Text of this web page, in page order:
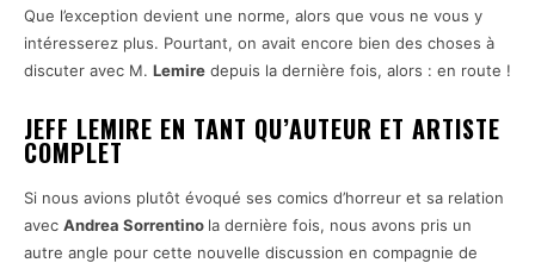
Que l’exception devient une norme, alors que vous ne vous y
intéresserez plus. Pourtant, on avait encore bien des choses à
discuter avec M. Lemire depuis la dernière fois, alors : en route !
JEFF LEMIRE EN TANT QU’AUTEUR ET ARTISTE
COMPLET
Si nous avions plutôt évoqué ses comics d’horreur et sa relation
avec Andrea Sorrentino la dernière fois, nous avons pris un
autre angle pour cette nouvelle discussion en compagnie de